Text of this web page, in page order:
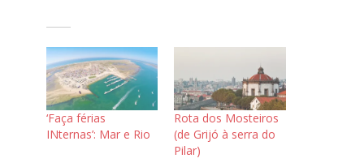
‘Faça férias
INternas’: Mar e Rio
Rota dos Mosteiros
(de Grijó à serra do
Pilar)